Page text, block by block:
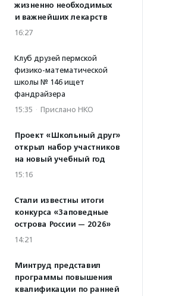
жизненно необходимых
и важнейших лекарств
16:27
Клуб друзей пермской
физико-математической
школы № 146 ищет
фандрайзера
15:35 · Прислано НКО
Проект «Школьный друг»
открыл набор участников
на новый учебный год
15:16
Стали известны итоги
конкурса «Заповедные
острова России — 2026»
14:21
Минтруд представил
программы повышения
квалификации по ранней